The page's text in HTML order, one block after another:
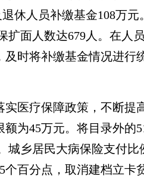
休人员补缴基金108万元
扩面人数达679人。在人
时将补缴基金情况进行
实医疗保障政策，不断提
为45万元。将目录外
乡居民大病保险支付
百分点，取消建档立卡